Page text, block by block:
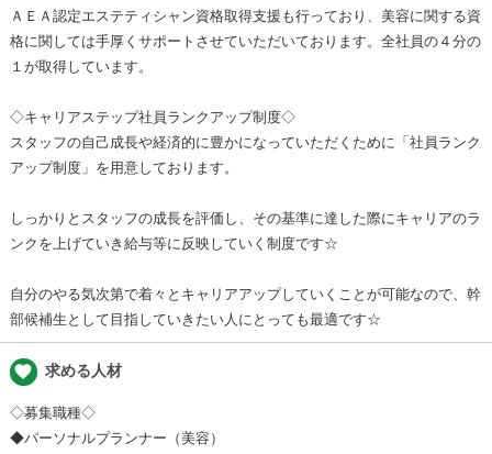
ＡＥＡ認定エステティシャン資格取得支援も行っており、美容に関する資
格に関しては手厚くサポートさせていただいております。全社員の４分の
１が取得しています。
◇キャリアステップ社員ランクアップ制度◇
スタッフの自己成長や経済的に豊かになっていただくために「社員ランク
アップ制度」を用意しております。
しっかりとスタッフの成長を評価し、その基準に達した際にキャリアのラ
ンクを上げていき給与等に反映していく制度です☆
自分のやる気次第で着々とキャリアアップしていくことが可能なので、幹
部候補生として目指していきたい人にとっても最適です☆
favorite 求める人材
◇募集職種◇
◆パーソナルプランナー（美容）